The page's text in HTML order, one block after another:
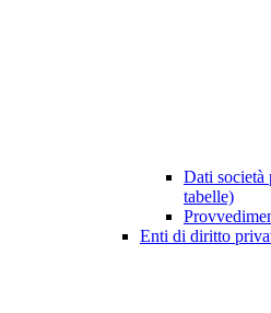
Dati società
tabelle)
Enti di diritto